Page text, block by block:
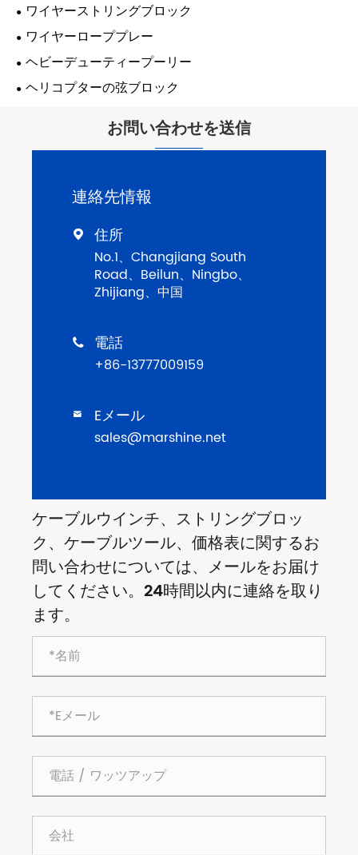
ワイヤーストリングブロック
ワイヤーローププレー
ヘビーデューティープーリー
ヘリコプターの弦ブロック
お問い合わせを送信
連絡先情報
 住所
No.1、Changjiang South
Road、Beilun、Ningbo、
Zhijiang、中国
 電話
+86-13777009159
 Eメール
sales@marshine.net
ケーブルウインチ、ストリングブロッ
ク、ケーブルツール、価格表に関するお
問い合わせについては、メールをお届け
してください。24時間以内に連絡を取り
ます。